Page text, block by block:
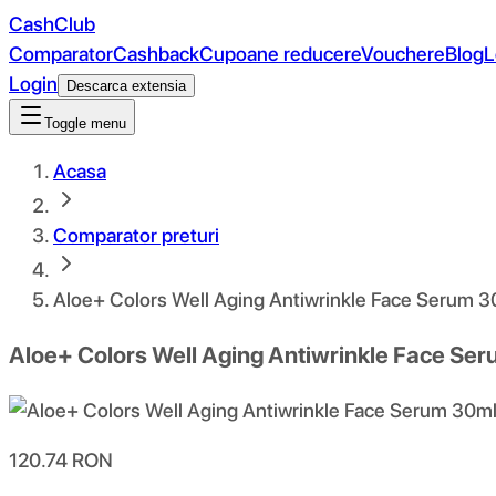
CashClub
ComparatorCashbackCupoane reducereVouchereBlog
Login
Descarca extensia
Toggle menu
Acasa
Comparator preturi
Aloe+ Colors Well Aging Antiwrinkle Face Serum
Aloe+ Colors Well Aging Antiwrinkle Face
120.74 RON